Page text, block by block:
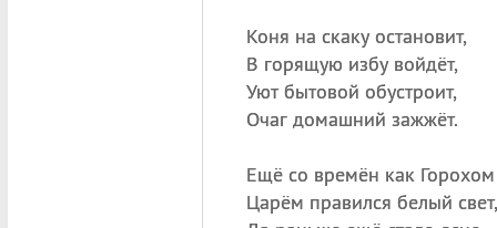
Коня на скаку остановит,
В горящую избу войдёт,
Уют бытовой обустроит,
Очаг домашний зажжёт.
Ещё со времён как Горохом
Царём правился белый свет,